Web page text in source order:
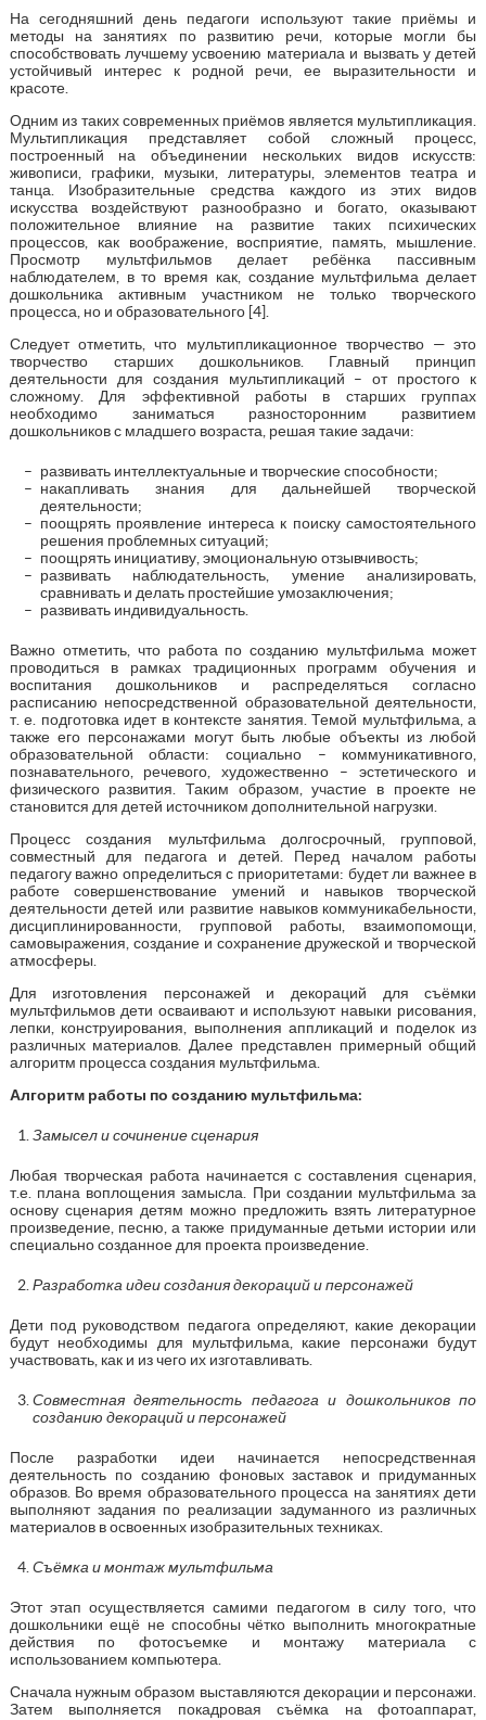
На сегодняшний день педагоги используют такие приёмы и
методы на занятиях по развитию речи, которые могли бы
способствовать лучшему усвоению материала и вызвать у детей
устойчивый интерес к родной речи, ее выразительности и
красоте.
Одним из таких современных приёмов является мультипликация.
Мультипликация представляет собой сложный процесс,
построенный на объединении нескольких видов искусств:
живописи, графики, музыки, литературы, элементов театра и
танца. Изобразительные средства каждого из этих видов
искусства воздействуют разнообразно и богато, оказывают
положительное влияние на развитие таких психических
процессов, как воображение, восприятие, память, мышление.
Просмотр мультфильмов делает ребёнка пассивным
наблюдателем, в то время как, создание мультфильма делает
дошкольника активным участником не только творческого
процесса, но и образовательного [4].
Следует отметить, что мультипликационное творчество — это
творчество старших дошкольников. Главный принцип
деятельности для создания мультипликаций – от простого к
сложному. Для эффективной работы в старших группах
необходимо заниматься разносторонним развитием
дошкольников с младшего возраста, решая такие задачи:
развивать интеллектуальные и творческие способности;
накапливать знания для дальнейшей творческой
деятельности;
поощрять проявление интереса к поиску самостоятельного
решения проблемных ситуаций;
поощрять инициативу, эмоциональную отзывчивость;
развивать наблюдательность, умение анализировать,
сравнивать и делать простейшие умозаключения;
развивать индивидуальность.
Важно отметить, что работа по созданию мультфильма может
проводиться в рамках традиционных программ обучения и
воспитания дошкольников и распределяться согласно
расписанию непосредственной образовательной деятельности,
т. е. подготовка идет в контексте занятия. Темой мультфильма, а
также его персонажами могут быть любые объекты из любой
образовательной области: социально – коммуникативного,
познавательного, речевого, художественно – эстетического и
физического развития. Таким образом, участие в проекте не
становится для детей источником дополнительной нагрузки.
Процесс создания мультфильма долгосрочный, групповой,
совместный для педагога и детей. Перед началом работы
педагогу важно определиться с приоритетами: будет ли важнее в
работе совершенствование умений и навыков творческой
деятельности детей или развитие навыков коммуникабельности,
дисциплинированности, групповой работы, взаимопомощи,
самовыражения, создание и сохранение дружеской и творческой
атмосферы.
Для изготовления персонажей и декораций для съёмки
мультфильмов дети осваивают и используют навыки рисования,
лепки, конструирования, выполнения аппликаций и поделок из
различных материалов. Далее представлен примерный общий
алгоритм процесса создания мультфильма.
Алгоритм работы по созданию мультфильма:
Замысел и сочинение сценария
Любая творческая работа начинается с составления сценария,
т.е. плана воплощения замысла. При создании мультфильма за
основу сценария детям можно предложить взять литературное
произведение, песню, а также придуманные детьми истории или
специально созданное для проекта произведение.
Разработка идеи создания декораций и персонажей
Дети под руководством педагога определяют, какие декорации
будут необходимы для мультфильма, какие персонажи будут
участвовать, как и из чего их изготавливать.
Совместная деятельность педагога и дошкольников по
созданию декораций и персонажей
После разработки идеи начинается непосредственная
деятельность по созданию фоновых заставок и придуманных
образов. Во время образовательного процесса на занятиях дети
выполняют задания по реализации задуманного из различных
материалов в освоенных изобразительных техниках.
Съёмка и монтаж мультфильма
Этот этап осуществляется самими педагогом в силу того, что
дошкольники ещё не способны чётко выполнить многократные
действия по фотосъемке и монтажу материала с
использованием компьютера.
Сначала нужным образом выставляются декорации и персонажи.
Затем выполняется покадровая съёмка на фотоаппарат,